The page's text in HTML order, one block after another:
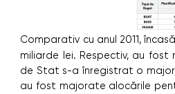
Comparativ cu anul 2011,
miliarde lei. Respectiv, au
de Stat s-a înregistrat o
au fost majorate alocările